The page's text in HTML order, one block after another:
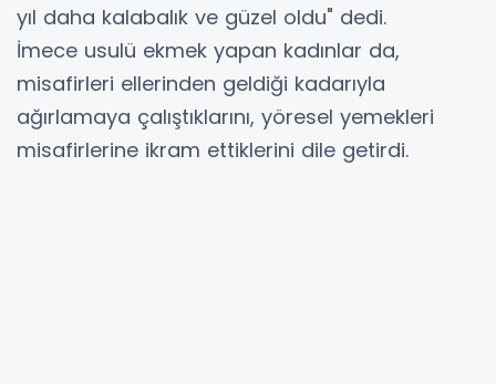
yıl daha kalabalık ve güzel oldu" dedi.
İmece usulü ekmek yapan kadınlar da,
misafirleri ellerinden geldiği kadarıyla
ağırlamaya çalıştıklarını, yöresel yemekleri
misafirlerine ikram ettiklerini dile getirdi.